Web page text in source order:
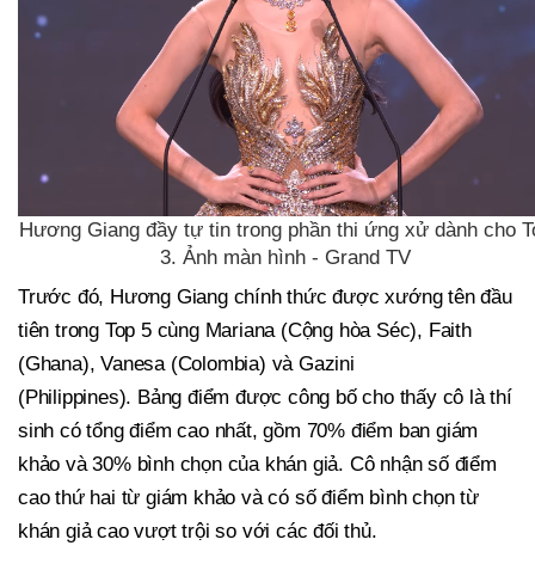
Hương Giang đầy tự tin trong phần thi ứng xử dành cho
3. Ảnh màn hình - Grand TV
Trước đó, Hương Giang chính thức được xướng tên đầu
tiên trong Top 5 cùng Mariana (Cộng hòa Séc), Faith
(Ghana), Vanesa (Colombia) và Gazini
(Philippines). Bảng điểm được công bố cho thấy cô là thí
sinh có tổng điểm cao nhất, gồm 70% điểm ban giám
khảo và 30% bình chọn của khán giả. Cô nhận số điểm
cao thứ hai từ giám khảo và có số điểm bình chọn từ
khán giả cao vượt trội so với các đối thủ.